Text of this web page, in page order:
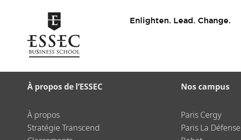
Enlighten. Lead. Change.
À propos de l’ESSEC
À propos
Stratégie Transcend
Nos campus
Paris Cergy
Paris La Défense